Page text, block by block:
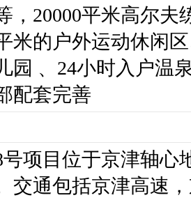
，20000平米高尔夫
米的户外运动休闲
园 、24小时入户温
套完善
目位于京津轴心
交通包括京津高速